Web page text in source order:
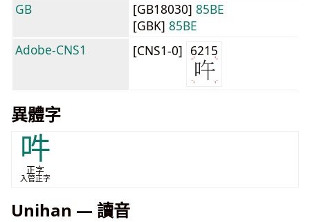
GB
[GB18030] 85BE
[GBK] 85BE
Adobe-CNS1
[CNS1-0] 6215
異體字
吽
正字
入管正字
Unihan — 讀音